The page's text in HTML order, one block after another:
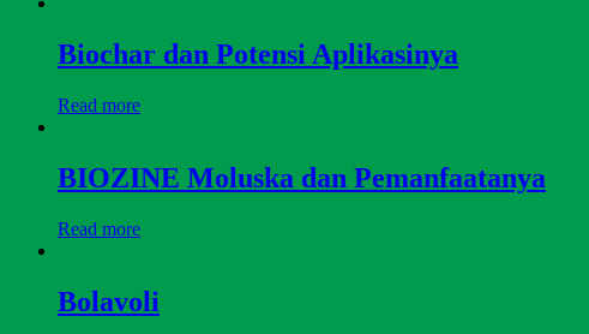
Biochar dan Potensi Aplikasinya
Read more
BIOZINE Moluska dan Pemanfaatanya
Read more
Bolavoli